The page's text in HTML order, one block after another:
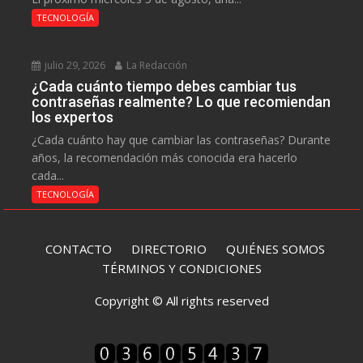
TECNOLOGÍA
julio 29, 2026 La Redacción
¿Cada cuánto tiempo debes cambiar tus
contraseñas realmente? Lo que recomiendan
los expertos
¿Cada cuánto hay que cambiar las contraseñas? Durante
años, la recomendación más conocida era hacerlo
cada...
TECNOLOGÍA
CONTACTO DIRECTORIO QUIÉNES SOMOS
TÉRMINOS Y CONDICIONES
Copyright © All rights reserved